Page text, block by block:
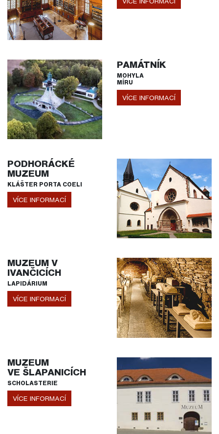
PAMÁTNÍK
MOHYLA
MÍRU
VÍCE INFORMACÍ
PODHORÁCKÉ
MUZEUM
KLÁŠTER PORTA COELI
VÍCE INFORMACÍ
MUZEUM V
IVANČICÍCH
LAPIDÁRIUM
VÍCE INFORMACÍ
MUZEUM
VE ŠLAPANICÍCH
SCHOLASTERIE
VÍCE INFORMACÍ